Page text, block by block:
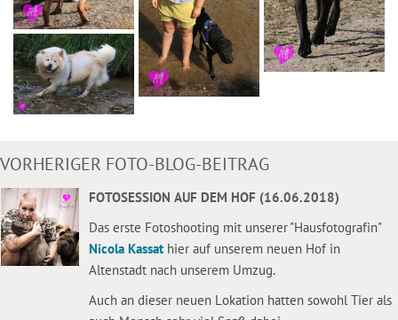
VORHERIGER FOTO-BLOG-BEITRAG
FOTOSESSION AUF DEM HOF (16.06.2018)
Das erste Fotoshooting mit unserer "Hausfotografin"
Nicola Kassathier auf unserem neuen Hof in
Altenstadt nach unserem Umzug.
Auch an dieser neuen Lokation hatten sowohl Tier als